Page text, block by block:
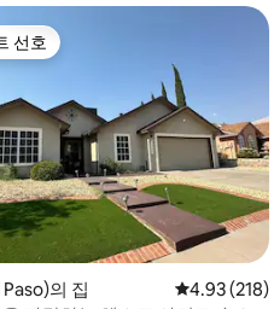
기 540개
트 선호
선호
의 집 평점 4.93점
4.93 (218)